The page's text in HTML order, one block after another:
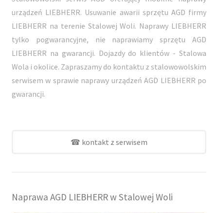
urządzeń LIEBHERR. Usuwanie awarii sprzętu AGD firmy
LIEBHERR na terenie Stalowej Woli. Naprawy LIEBHERR
tylko pogwarancyjne, nie naprawiamy sprzętu AGD
LIEBHERR na gwarancji. Dojazdy do klientów - Stalowa
Wola i okolice. Zapraszamy do kontaktu z stalowowolskim
serwisem w sprawie naprawy urządzeń AGD LIEBHERR po
gwarancji.
☎ kontakt z serwisem
Naprawa AGD LIEBHERR w Stalowej Woli